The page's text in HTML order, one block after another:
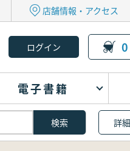
店舗情報・アクセス
0
電子書籍
詳